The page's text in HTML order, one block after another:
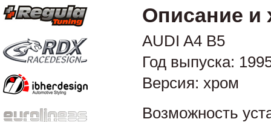
Описание и
AUDI A4 B5
Год выпуска:
Версия: хром
Возможность